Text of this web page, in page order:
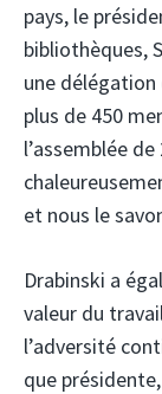
pays, le
bibliothèques,
une délégation
plus de 450
l’assemblée
et nous le
Drabinski a
valeur du
l’adversité
que